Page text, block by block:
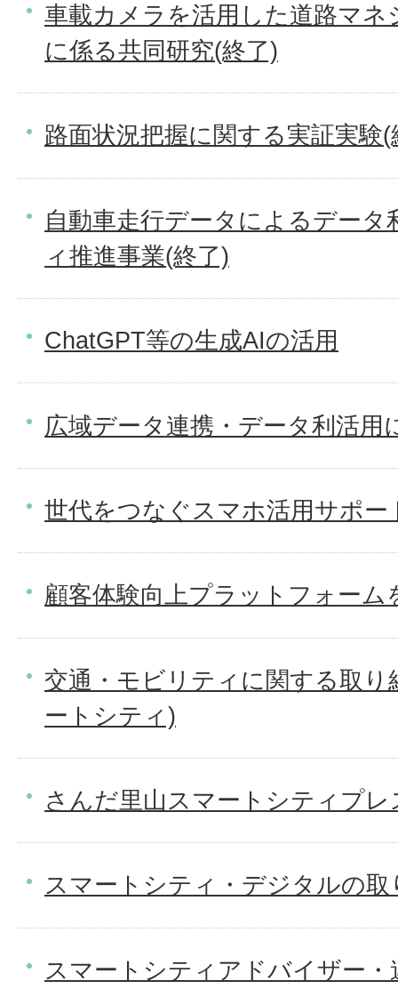
車載カメラを活用した道路マ
に係る共同研究(終了)
路面状況把握に関する実証実験(
自動車走行データによるデー
ィ推進事業(終了)
ChatGPT等の生成AIの活用
広域データ連携・データ利活用
世代をつなぐスマホ活用サポー
顧客体験向上プラットフォーム
交通・モビリティに関する取
ートシティ)
さんだ里山スマートシティプ
スマートシティ・デジタルの取
スマートシティアドバイザー・